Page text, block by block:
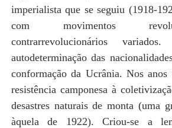
imperialista que se seguiu (1918-
com movimentos
contrarrevolucionários
autodeterminação das
conformação da Ucrânia. Nos
resistência camponesa à
desastres naturais de monta (uma
àquela de 1922). Criou-se a